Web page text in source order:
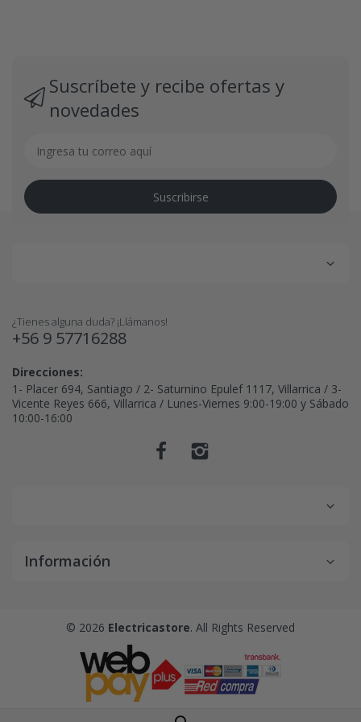
Suscríbete y recibe ofertas y
novedades
Suscribirse
¿Tienes alguna duda? ¡Llámanos!
+56 9 57716288
Direcciones:
1- Placer 694, Santiago / 2- Saturnino Epulef 1117, Villarrica / 3-
Vicente Reyes 666, Villarrica / Lunes-Viernes 9:00-19:00 y Sábado
10:00-16:00
Información
© 2026 Electricastore. All Rights Reserved